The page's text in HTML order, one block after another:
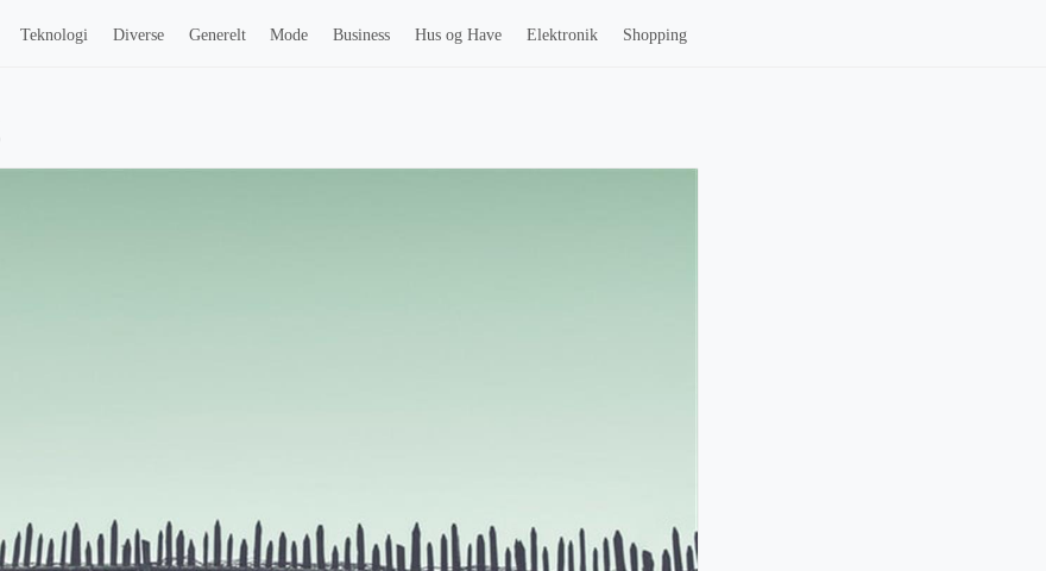
Teknologi Diverse Generelt Mode Business Hus og Have Elektronik Shopping